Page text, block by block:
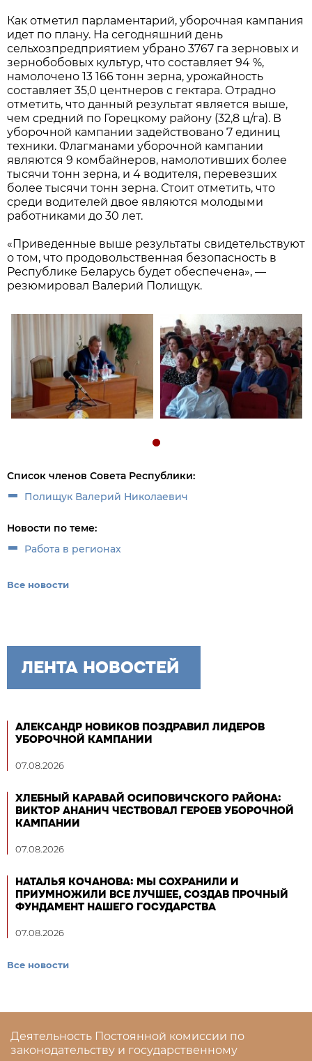
Как отметил парламентарий, уборочная кампания
идет по плану. На сегодняшний день
сельхозпредприятием убрано 3767 га зерновых и
зернобобовых культур, что составляет 94 %,
намолочено 13 166 тонн зерна, урожайность
составляет 35,0 центнеров с гектара. Отрадно
отметить, что данный результат является выше,
чем средний по Горецкому району (32,8 ц/га). В
уборочной кампании задействовано 7 единиц
техники. Флагманами уборочной кампании
являются 9 комбайнеров, намолотивших более
тысячи тонн зерна, и 4 водителя, перевезших
более тысячи тонн зерна. Стоит отметить, что
среди водителей двое являются молодыми
работниками до 30 лет.
«Приведенные выше результаты свидетельствуют
о том, что продовольственная безопасность в
Республике Беларусь будет обеспечена», —
резюмировал Валерий Полищук.
Список членов Совета Республики:
Полищук Валерий Николаевич
Новости по теме:
Работа в регионах
Все новости
ЛЕНТА НОВОСТЕЙ
АЛЕКСАНДР НОВИКОВ ПОЗДРАВИЛ ЛИДЕРОВ
УБОРОЧНОЙ КАМПАНИИ
07.08.2026
ХЛЕБНЫЙ КАРАВАЙ ОСИПОВИЧСКОГО РАЙОНА:
ВИКТОР АНАНИЧ ЧЕСТВОВАЛ ГЕРОЕВ УБОРОЧНОЙ
КАМПАНИИ
07.08.2026
НАТАЛЬЯ КОЧАНОВА: МЫ СОХРАНИЛИ И
ПРИУМНОЖИЛИ ВСЕ ЛУЧШЕЕ, СОЗДАВ ПРОЧНЫЙ
ФУНДАМЕНТ НАШЕГО ГОСУДАРСТВА
07.08.2026
Все новости
Деятельность Постоянной комиссии по
законодательству и государственному